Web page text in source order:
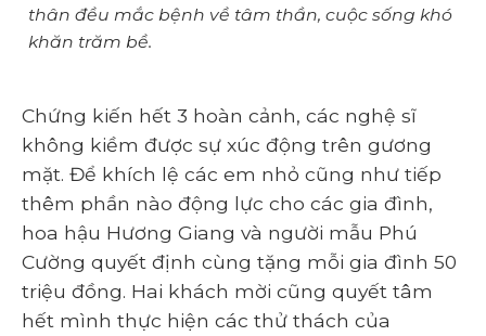
thân đều mắc bệnh về tâm thần, cuộc sống khó
khăn trăm bề.
Chứng kiến hết 3 hoàn cảnh, các nghệ sĩ
không kiềm được sự xúc động trên gương
mặt. Để khích lệ các em nhỏ cũng như tiếp
thêm phần nào động lực cho các gia đình,
hoa hậu Hương Giang và người mẫu Phú
Cường quyết định cùng tặng mỗi gia đình 50
triệu đồng. Hai khách mời cũng quyết tâm
hết mình thực hiện các thử thách của